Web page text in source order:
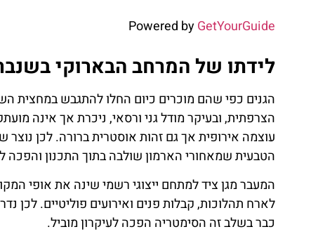
Powered byGetYourGuide
לידתו של המרחב הבארוקי
הצרפתית, ובעיקר מודל גני ורסאי, ניכרת אך אינה
עוצמה אירופית אך גם זהות אוסטרית ברורה. לכן נוצר
הטבעית שמאחורי הארמון שולבה בתוך התכנון והפכה
המעבר מגן ציד למתחם ייצוגי רשמי שינה את אופי
לארח תהלוכות, קבלות פנים ואירועים פוליטיים.
כבר בשלב זה הסימטריה הפכה לעיקרון מוביל.
טיסות
טיסה זולה?
פה!